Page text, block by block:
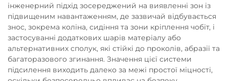
інженерний підхід зосереджений на виявленні зон із
підвищеним навантаженням, де зазвичай відбувається
знос, зокрема коліна, сидіння та зони кріплення чобіт, і
застосуванні додаткових шарів матеріалу або
альтернативних сполук, які стійкі до проколів, абразії та
багаторазового згинання. Значення цієї системи
підсилення виходить далеко за межі простої міцності,